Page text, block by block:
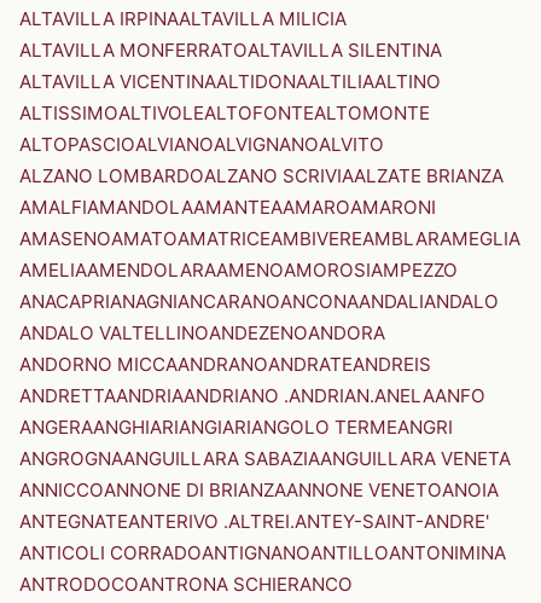
ALTAVILLA IRPINAALTAVILLA MILICIA
ALTAVILLA MONFERRATOALTAVILLA SILENTINA
ALTAVILLA VICENTINAALTIDONAALTILIAALTINO
ALTISSIMOALTIVOLEALTOFONTEALTOMONTE
ALTOPASCIOALVIANOALVIGNANOALVITO
ALZANO LOMBARDOALZANO SCRIVIAALZATE BRIANZA
AMALFIAMANDOLAAMANTEAAMAROAMARONI
AMASENOAMATOAMATRICEAMBIVEREAMBLARAMEGLIA
AMELIAAMENDOLARAAMENOAMOROSIAMPEZZO
ANACAPRIANAGNIANCARANOANCONAANDALIANDALO
ANDALO VALTELLINOANDEZENOANDORA
ANDORNO MICCAANDRANOANDRATEANDREIS
ANDRETTAANDRIAANDRIANO .ANDRIAN.ANELAANFO
ANGERAANGHIARIANGIARIANGOLO TERMEANGRI
ANGROGNAANGUILLARA SABAZIAANGUILLARA VENETA
ANNICCOANNONE DI BRIANZAANNONE VENETOANOIA
ANTEGNATEANTERIVO .ALTREI.ANTEY-SAINT-ANDRE'
ANTICOLI CORRADOANTIGNANOANTILLOANTONIMINA
ANTRODOCOANTRONA SCHIERANCO